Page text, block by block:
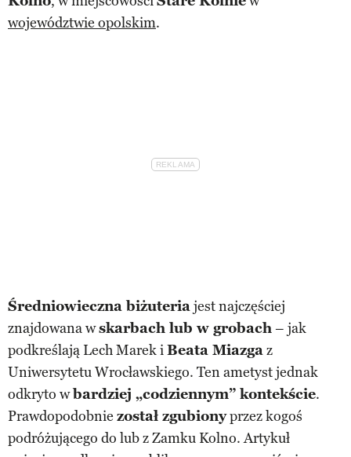
województwie opolskim.
Średniowieczna biżuteriajest najczęściej
znajdowana wskarbach lub w grobach– jak
podkreślają Lech Marek iBeata Miazgaz
Uniwersytetu Wrocławskiego. Ten ametyst jednak
odkryto wbardziej „codziennym” kontekście.
Prawdopodobnie został zgubionyprzez kogoś
podróżującego do lub z Zamku Kolno. Artykuł